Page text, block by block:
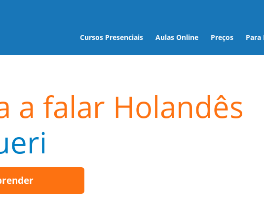
Cursos Presenciais Aulas Online Preços Para
a falar Holandês